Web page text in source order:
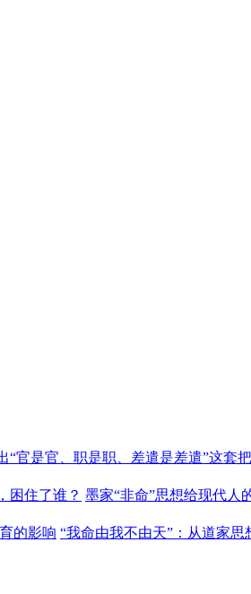
“官是官、职是职、差遣是差遣”这套
困住了谁？ 墨家“非命”思想给现代人
的影响 “我命由我不由天”：从道家思